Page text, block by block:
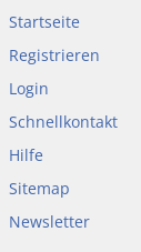
Startseite
Registrieren
Login
Schnellkontakt
Hilfe
Sitemap
Newsletter